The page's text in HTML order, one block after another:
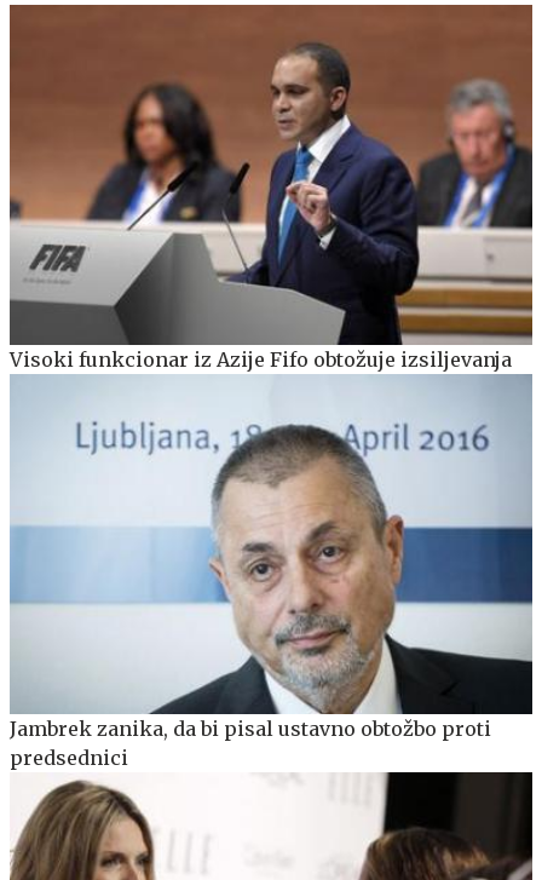
Visoki funkcionar iz Azije Fifo obtožuje izsiljevanja
Jambrek zanika, da bi pisal ustavno obtožbo proti
predsednici